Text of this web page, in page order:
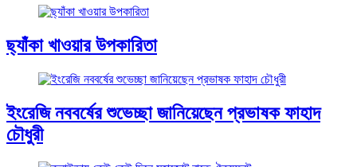
ছ্যাঁকা খাওয়ার উপকারিতা
ইংরেজি নববর্ষের শুভেচ্ছা জানিয়েছেন প্রভাষক ফাহাদ
চৌধুরী